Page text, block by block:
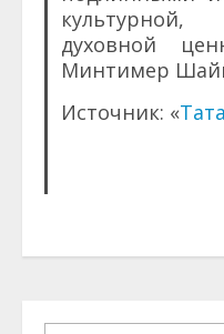
культурной,
духовной
Минтимер
Источник: «